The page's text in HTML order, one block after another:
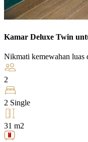
Kamar Deluxe Twin
Nikmati kemewahan luas
2
2 Single
31 m2